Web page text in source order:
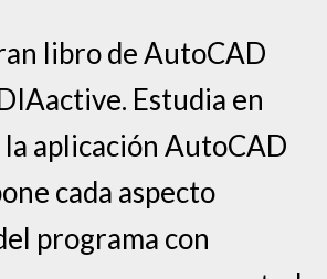
libro de AutoCAD
Estudia en
aplicación AutoCAD
cada aspecto
programa con